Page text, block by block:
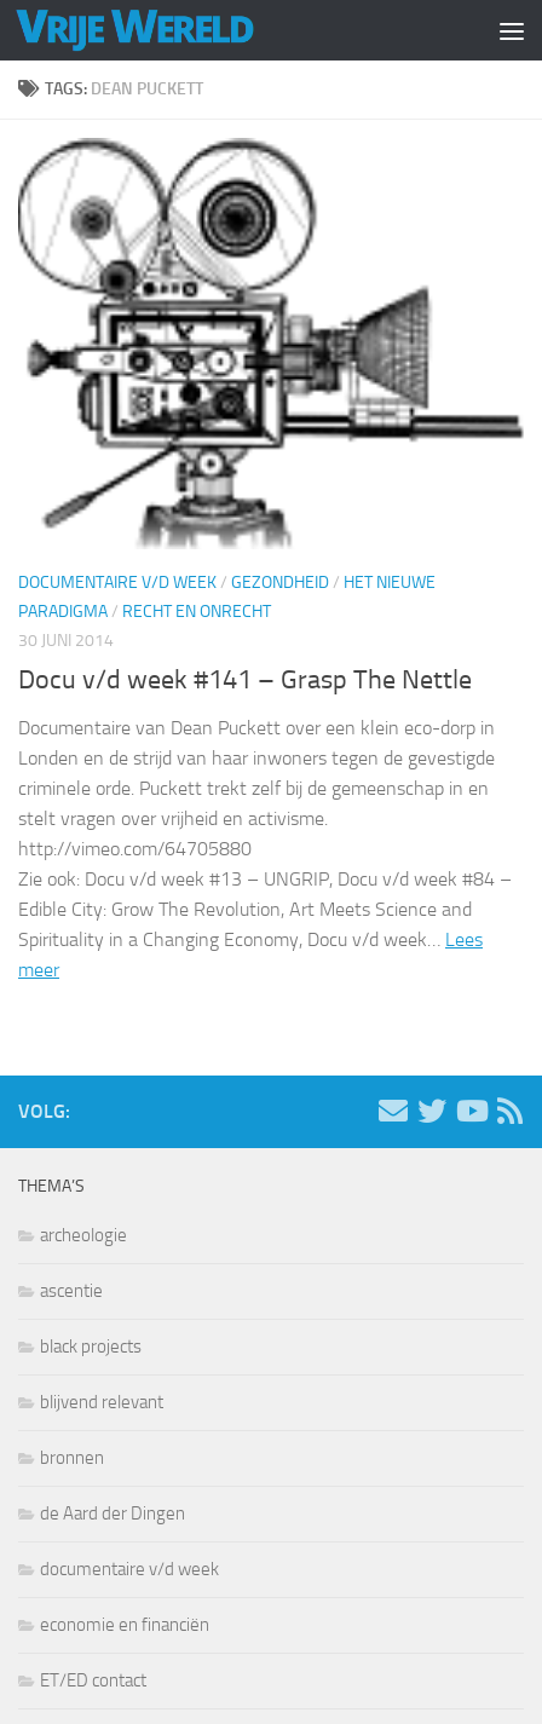
Doorgaan naar inhoud
TAGS: DEAN PUCKETT
DOCUMENTAIRE V/D WEEK/ GEZONDHEID/ HET NIEUWE
PARADIGMA/ RECHT EN ONRECHT
30 JUNI 2014
Docu v/d week #141 – Grasp The Nettle
Documentaire van Dean Puckett over een klein eco-dorp in
Londen en de strijd van haar inwoners tegen de gevestigde
criminele orde. Puckett trekt zelf bij de gemeenschap in en
stelt vragen over vrijheid en activisme.
http://vimeo.com/64705880
Zie ook: Docu v/d week #13 – UNGRIP, Docu v/d week #84 –
Edible City: Grow The Revolution, Art Meets Science and
Spirituality in a Changing Economy, Docu v/d week… Lees
meer
VOLG:
THEMA’S
archeologie
ascentie
black projects
blijvend relevant
bronnen
de Aard der Dingen
documentaire v/d week
economie en financiën
ET/ED contact